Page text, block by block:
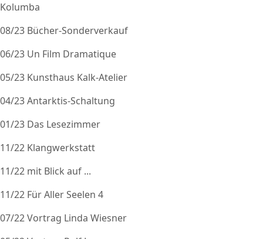
Kolumba
08/23 Bücher-Sonderverkauf
06/23 Un Film Dramatique
05/23 Kunsthaus Kalk-Atelier
04/23 Antarktis-Schaltung
01/23 Das Lesezimmer
11/22 Klangwerkstatt
11/22 mit Blick auf ...
11/22 Für Aller Seelen 4
07/22 Vortrag Linda Wiesner